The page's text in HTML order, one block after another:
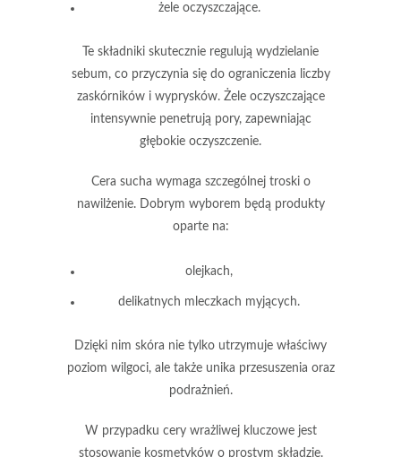
żele oczyszczające.
Te składniki skutecznie regulują wydzielanie
sebum, co przyczynia się do ograniczenia liczby
zaskórników i wyprysków.Żele oczyszczające
intensywnie penetrują pory, zapewniając
głębokie oczyszczenie.
Cera sucha wymaga szczególnej troski o
nawilżenie. Dobrym wyborem będą produkty
oparte na:
olejkach,
delikatnych mleczkach myjących.
Dzięki nim skóra nie tylko utrzymuje właściwy
poziom wilgoci, ale także unika przesuszenia oraz
podrażnień.
W przypadku cery wrażliwej kluczowe jest
stosowanie kosmetyków o prostym składzie.